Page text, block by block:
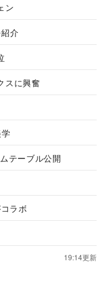
ン
介
スに興奮
テーブル公開
ラボ
19:14更新